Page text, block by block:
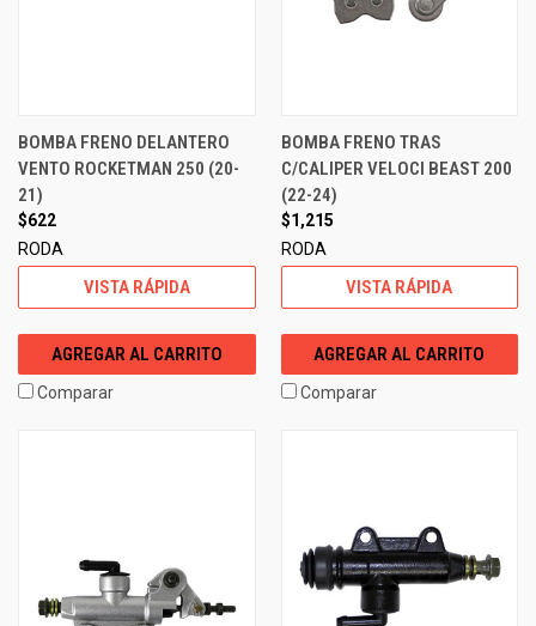
BOMBA FRENO DELANTERO
VENTO ROCKETMAN 250 (20-
21)
$622
RODA
VISTA RÁPIDA
AGREGAR AL CARRITO
Comparar
BOMBA FRENO TRAS
C/CALIPER VELOCI BEAST 200
(22-24)
$1,215
RODA
VISTA RÁPIDA
AGREGAR AL CARRITO
Comparar